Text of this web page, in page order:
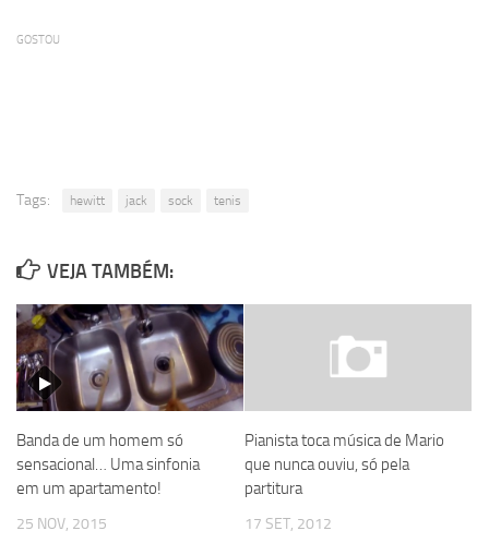
GOSTOU
Tags: hewitt jack sock tenis
VEJA TAMBÉM:
Banda de um homem só
sensacional… Uma sinfonia
em um apartamento!
25 NOV, 2015
Pianista toca música de Mario
que nunca ouviu, só pela
partitura
17 SET, 2012